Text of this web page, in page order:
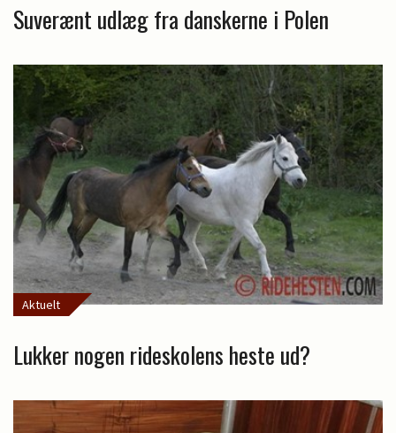
Suverænt udlæg fra danskerne i Polen
Aktuelt
Lukker nogen rideskolens heste ud?